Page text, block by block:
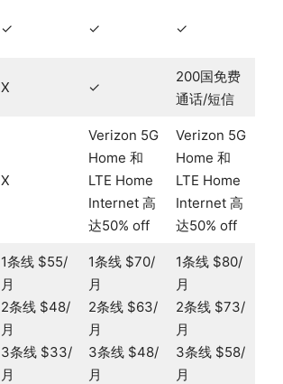
✓ ✓ ✓
X ✓
200国免费
通话/短信
X
Verizon 5G
Home 和
LTE Home
Internet 高
达50% off
Verizon 5G
Home 和
LTE Home
Internet 高
达50% off
1条线 $55/
月
2条线 $48/
月
3条线 $33/
月
1条线 $70/
月
2条线 $63/
月
3条线 $48/
月
1条线 $80/
月
2条线 $73/
月
3条线 $58/
月